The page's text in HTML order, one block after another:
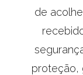
de
proteção,